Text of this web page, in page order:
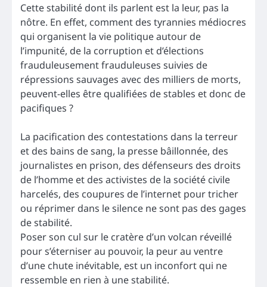
Cette stabilité dont ils parlent est la leur, pas la
nôtre. En effet, comment des tyrannies médiocres
qui organisent la vie politique autour de
l’impunité, de la corruption et d’élections
frauduleusement frauduleuses suivies de
répressions sauvages avec des milliers de morts,
peuvent-elles être qualifiées de stables et donc de
pacifiques ?
La pacification des contestations dans la terreur
et des bains de sang, la presse bâillonnée, des
journalistes en prison, des défenseurs des droits
de l’homme et des activistes de la société civile
harcelés, des coupures de l’internet pour tricher
ou réprimer dans le silence ne sont pas des gages
de stabilité.
Poser son cul sur le cratère d’un volcan réveillé
pour s’éterniser au pouvoir, la peur au ventre
d’une chute inévitable, est un inconfort qui ne
ressemble en rien à une stabilité.